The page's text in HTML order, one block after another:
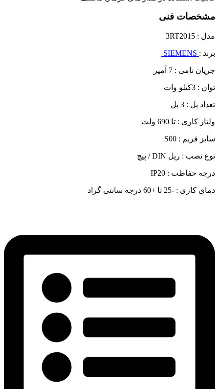
مشخصات فنی
مدل : 3RT2015
برند :
جریان نامی : 7 آمپر
توان : 3کیلو وات
تعداد پل : 3 پل
ولتاژ کاری : تا 690 ولت
سایز فریم : S00
نوع نصب : ریل DIN / پیچ
درجه حفاظت : IP20
دمای کاری : -25 تا +60 درجه سانتی گراد